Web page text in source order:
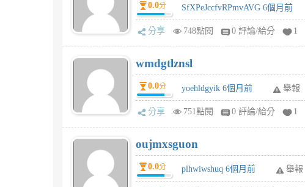
0.0分 SfXPeJccfvRPmvAVG 6個月前
分享 748點閱 0 評論/給分 1
wmdgtlznsl
0.0分 yoehldgyik 6個月前 舉報
分享 751點閱 0 評論/給分 1
oujmxsguon
0.0分 plhwiwshuq 6個月前 舉報